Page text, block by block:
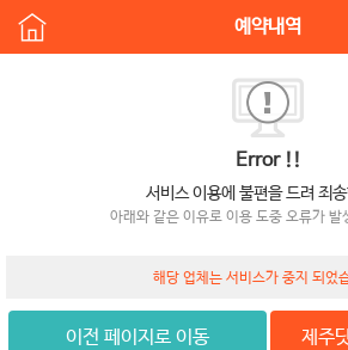
예약내역
Error !!
서비스 이용에 불편을 드려 죄
아래와 같은 이유로 이용 도중 오류가 발
해당 업체는 서비스가 중지 되었
이전 페이지로 이동 제주